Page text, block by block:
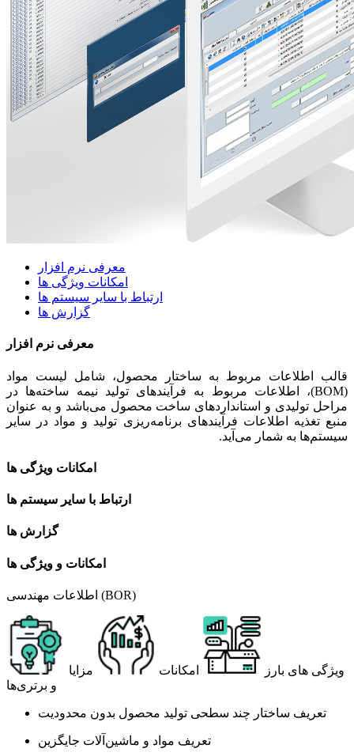
معرفی نرم افزار
امکانات ویژگی ها
ارتباط با سایر سیستم ها
گزارش ها
معرفی نرم افزار
قالب اطلاعات مربوط به ساختار محصول، شامل لیست مواد
(BOM)، اطلاعات مربوط به فرآیندهای تولید نیمه ساخته‌ها در
مراحل تولیدی و استانداردهای ساخت محصول می‌باشد و به عنوان
منبع تغذیه اطلاعات فرآیندهای برنامه‌ریزی تولید و مواد در سایر
سیستم‌ها به شمار می‌آید.
امکانات ویژگی ها
ارتباط با سایر سیستم ها
گزارش ها
امکانات و ویژگی ها
اطلاعات مهندسی (BOR)
ویژگی های بارز امکانات
مزایا
و برتری‌ها
تعریف ساختار چند سطحی تولید محصول بدون محدودیت
تعریف مواد و ماشین‌آلات جایگزین